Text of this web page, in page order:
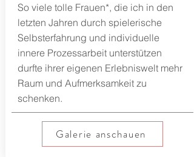
So viele tolle Frauen*, die ich in den
letzten Jahren durch spielerische
Selbsterfahrung und individuelle
innere Prozessarbeit unterstützen
durfte ihrer eigenen Erlebniswelt mehr
Raum und Aufmerksamkeit zu
schenken.
Galerie anschauen